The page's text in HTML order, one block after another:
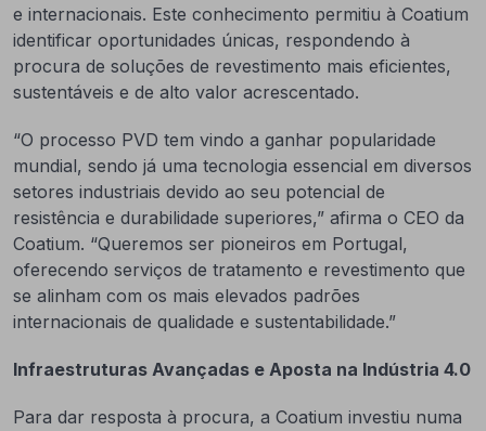
e internacionais. Este conhecimento permitiu à Coatium
identificar oportunidades únicas, respondendo à
procura de soluções de revestimento mais eficientes,
sustentáveis e de alto valor acrescentado.
“O processo PVD tem vindo a ganhar popularidade
mundial, sendo já uma tecnologia essencial em diversos
setores industriais devido ao seu potencial de
resistência e durabilidade superiores,” afirma o CEO da
Coatium. “Queremos ser pioneiros em Portugal,
oferecendo serviços de tratamento e revestimento que
se alinham com os mais elevados padrões
internacionais de qualidade e sustentabilidade.”
Infraestruturas Avançadas e Aposta na Indústria 4.0
Para dar resposta à procura, a Coatium investiu numa